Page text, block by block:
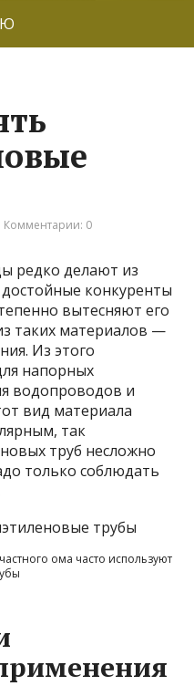
Комментарии: 0
редко делают из
конкуренты
вытесняют его
таких материалов —
Из этого
напорных
водопроводов и
вид материала
так
труб несложно
только соблюдать
ома часто используют